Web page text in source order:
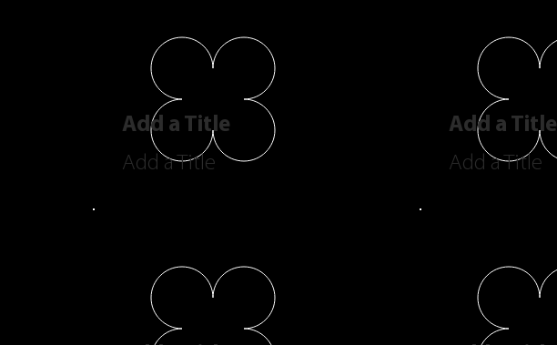
Add a Title
Add a Title
Add a Title
Add a Title